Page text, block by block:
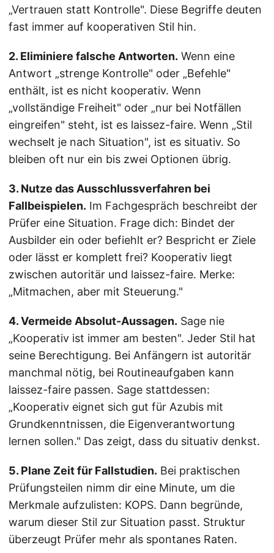
„Vertrauen statt Kontrolle". Diese Begriffe deuten
fast immer auf kooperativen Stil hin.
2. Eliminiere falsche Antworten. Wenn eine
Antwort „strenge Kontrolle" oder „Befehle"
enthält, ist es nicht kooperativ. Wenn
„vollständige Freiheit" oder „nur bei Notfällen
eingreifen" steht, ist es laissez-faire. Wenn „Stil
wechselt je nach Situation", ist es situativ. So
bleiben oft nur ein bis zwei Optionen übrig.
3. Nutze das Ausschlussverfahren bei
Fallbeispielen. Im Fachgespräch beschreibt der
Prüfer eine Situation. Frage dich: Bindet der
Ausbilder ein oder befiehlt er? Bespricht er Ziele
oder lässt er komplett frei? Kooperativ liegt
zwischen autoritär und laissez-faire. Merke:
„Mitmachen, aber mit Steuerung."
4. Vermeide Absolut-Aussagen. Sage nie
„Kooperativ ist immer am besten". Jeder Stil hat
seine Berechtigung. Bei Anfängern ist autoritär
manchmal nötig, bei Routineaufgaben kann
laissez-faire passen. Sage stattdessen:
„Kooperativ eignet sich gut für Azubis mit
Grundkenntnissen, die Eigenverantwortung
lernen sollen." Das zeigt, dass du situativ denkst.
5. Plane Zeit für Fallstudien. Bei praktischen
Prüfungsteilen nimm dir eine Minute, um die
Merkmale aufzulisten: KOPS. Dann begründe,
warum dieser Stil zur Situation passt. Struktur
überzeugt Prüfer mehr als spontanes Raten.